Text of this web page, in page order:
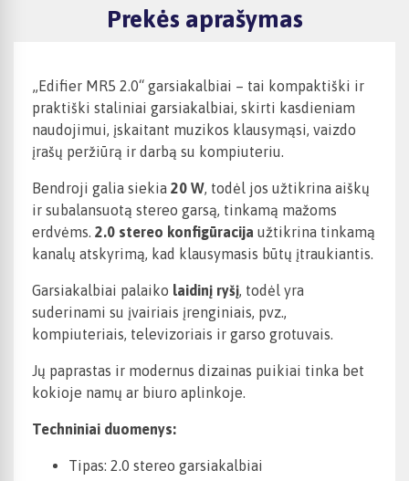
Prekės aprašymas
„Edifier MR5 2.0“ garsiakalbiai – tai kompaktiški ir
praktiški staliniai garsiakalbiai, skirti kasdieniam
naudojimui, įskaitant muzikos klausymąsi, vaizdo
įrašų peržiūrą ir darbą su kompiuteriu.
Bendroji galia siekia 20 W, todėl jos užtikrina aiškų
ir subalansuotą stereo garsą, tinkamą mažoms
erdvėms. 2.0 stereo konfigūracija užtikrina tinkamą
kanalų atskyrimą, kad klausymasis būtų įtraukiantis.
Garsiakalbiai palaiko laidinį ryšį, todėl yra
suderinami su įvairiais įrenginiais, pvz.,
kompiuteriais, televizoriais ir garso grotuvais.
Jų paprastas ir modernus dizainas puikiai tinka bet
kokioje namų ar biuro aplinkoje.
Techniniai duomenys:
Tipas: 2.0 stereo garsiakalbiai